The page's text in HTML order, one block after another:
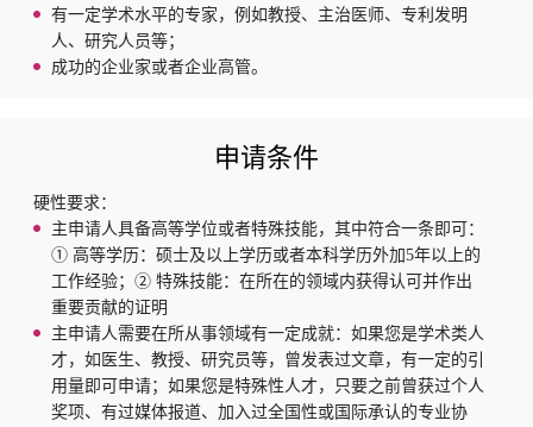
有一定学术水平的专家，例如教授、主治医师、专利发明
人、研究人员等；
成功的企业家或者企业高管。
申请条件
硬性要求：
主申请人具备高等学位或者特殊技能，其中符合一条即可：
① 高等学历：硕士及以上学历或者本科学历外加5年以上的
工作经验；② 特殊技能：在所在的领域内获得认可并作出
重要贡献的证明
主申请人需要在所从事领域有一定成就：如果您是学术类人
才，如医生、教授、研究员等，曾发表过文章，有一定的引
用量即可申请；如果您是特殊性人才，只要之前曾获过个人
奖项、有过媒体报道、加入过全国性或国际承认的专业协